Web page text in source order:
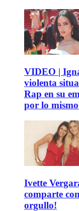
VIDEO |
violenta
Rap en su
por lo
Ivette
comparte
orgullo!